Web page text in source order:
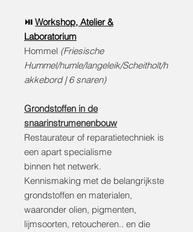
⏯️ Workshop, Atelier &
Laboratorium
Hommel (Friesische
Hummel/humle/langeleik/Scheitholt/h
akkebord | 6 snaren)
Grondstoffen in de
snaarinstrumenenbouw
Restaurateur of reparatietechniek is
een apart specialisme
binnen het netwerk.
Kennismaking met de belangrijkste
grondstoffen en materialen,
waaronder olien, pigmenten,
lijmsoorten, retoucheren.. en die